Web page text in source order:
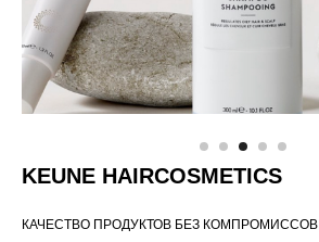
KEUNE HAIRCOSMETICS
КАЧЕСТВО ПРОДУКТОВ БЕЗ КОМПРОМИССОВ